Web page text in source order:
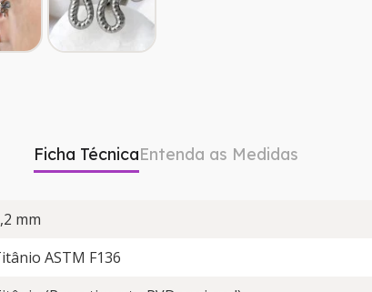
Ficha TécnicaEntenda as Medidas
mm
ASTM F136